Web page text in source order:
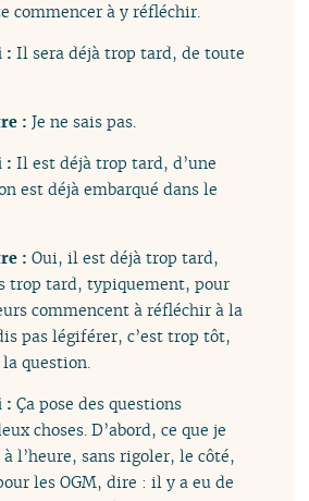
commencer à y réfléchir.
:Il sera déjà trop tard, de toute
:Je ne sais pas.
:Il est déjà trop tard, d’une
est déjà embarqué dans le
:Oui, il est déjà trop tard,
trop tard, typiquement, pour
commencent à réfléchir à la
pas légiférer, c’est trop tôt,
question.
:Ça pose des questions
choses. D’abord, ce que je
l’heure, sans rigoler, le côté,
les OGM, dire : il y a eu de